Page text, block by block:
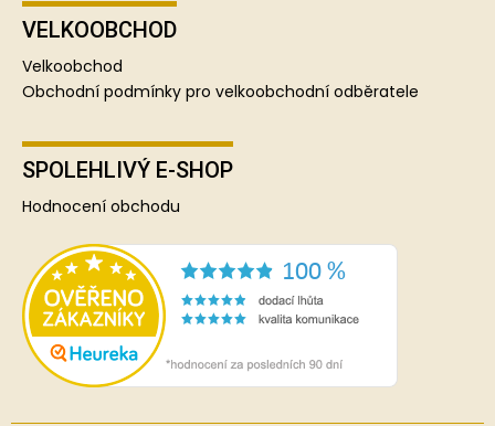
VELKOOBCHOD
Velkoobchod
Obchodní podmínky pro velkoobchodní odběratele
SPOLEHLIVÝ E-SHOP
Hodnocení obchodu